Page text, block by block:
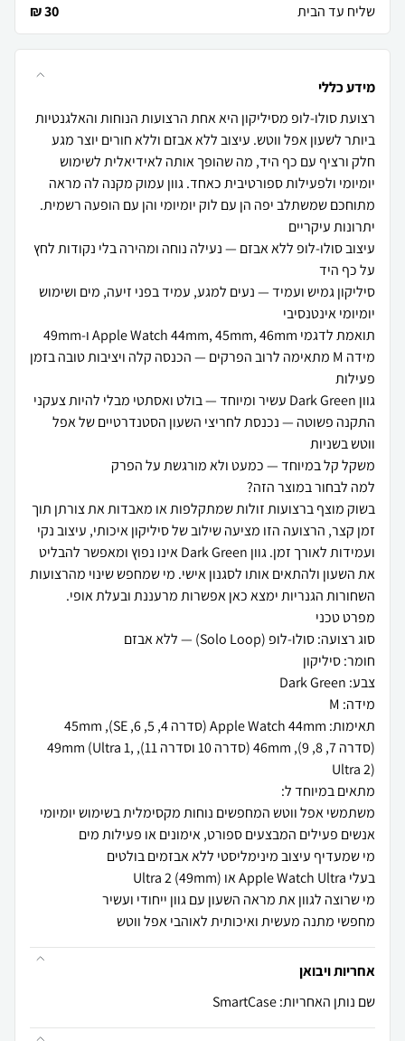
שליח עד הבית
30 ₪
מידע כללי
רצועת סולו-לופ מסיליקון היא אחת הרצועות הנוחות והאלגנטיות
ביותר לשעון אפל ווטש. עיצוב ללא אבזם וללא חורים יוצר מגע
חלק ורציף עם כף היד, מה שהופך אותה לאידיאלית לשימוש
יומיומי ולפעילות ספורטיבית כאחד. גוון עמוק מקנה לה מראה
עיצוב סולו-לופ ללא אבזם — נעילה נוחה ומהירה בלי נקודות לחץ
סיליקון גמיש ועמיד — נעים למגע, עמיד בפני זיעה, מים ושימוש
מידה M מתאימה לרוב הפרקים — הכנסה קלה ויציבות טובה בזמן
התקנה פשוטה — נכנסת לחריצי השעון הסטנדרטיים של אפל
בשוק מוצף ברצועות זולות שמתקלפות או מאבדות את צורתן תוך
זמן קצר, הרצועה הזו מציעה שילוב של סיליקון איכותי, עיצוב נקי
ועמידות לאורך זמן. גוון Dark Green אינו נפוץ ומאפשר להבליט
את השעון ולהתאים אותו לסגנון אישי. מי שמחפש שינוי מהרצועות
תאימות: Apple Watch 44mm (סדרה 4, 5, 6, SE), 45mm
(סדרה 7, 8, 9), 46mm (סדרה 10 וסדרה 11), 49mm (Ultra 1,
מחפשי מתנה מעשית ואיכותית לאוהבי אפל ווטש
אחריות ויבואן
שם נותן האחריות: SmartCase